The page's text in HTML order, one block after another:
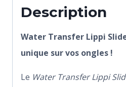
Description
Water Transfer Lippi
unique sur vos ongles !
Le Water Transfer Lippi